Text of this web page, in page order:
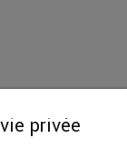
privée